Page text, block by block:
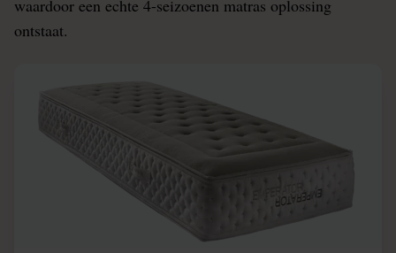
waardoor een echte 4-seizoenen matras oplossing
ontstaat.